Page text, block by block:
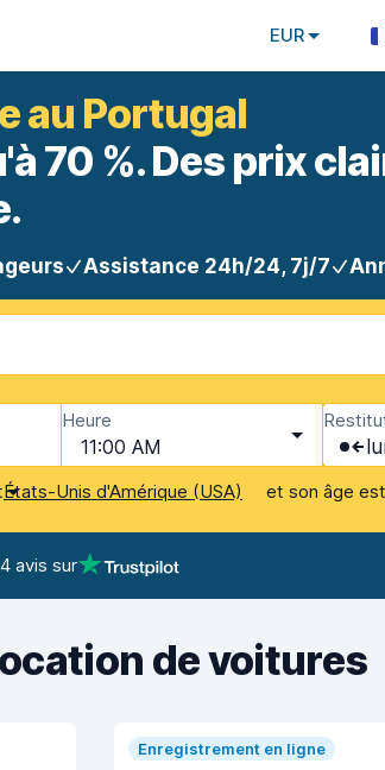
EUR
au Portugal
70 %. Des prix
Assistance 24h/24, 7j/7
Heure
11:00 AM
États-Unis d'Amérique (USA) et son âge est
avis sur
de voitures
Enregistrement en ligne